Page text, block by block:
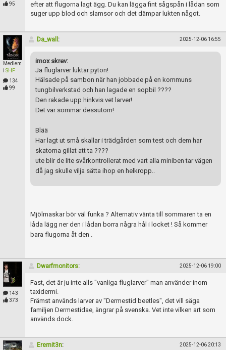
95
efter att flugorna lagt ägg. Du kan lägga fint sågspån i lådan som
suger upp blod och slamsor och det dämpar lukten något.
Medlem
i SHF
134
99
Da_wall : 2025-12-06 16:55
imox skrev:
Ja fluglarver luktar pyton!
Hälsade på sambon när han jobbade på en kommuns
tungbilverkstad och han lagade en sopbil ????
Den rakade upp hinkvis vet larver!
Det var sommar dessutom!
Blää
Har lagt ut små skallar i trädgården som test och dem har
skatorna gillat att ta ????
ute blir de lite svårkontrollerat med vart alla miniben tar vägen
då jag skulle vilja sätta ihop en helkropp..
Mjölmaskar bör väl funka ? Alternativ vänta till sommaren ta en
låda lägg ner den i lådan borra några hål i locket ! Så kommer
bara flugorna åt den .
143
373
Dwarfmonitors: 2025-12-06 19:00
Fast, det är ju inte alls "vanliga fluglarver" man använder inom
taxidermi.
Främst används larver av "Dermestid beetles", det vill säga
familjen Dermestidae, ängrar på svenska. Vet inte vilken art som
används dock.
Eremit3n: 2025-12-06 20:13